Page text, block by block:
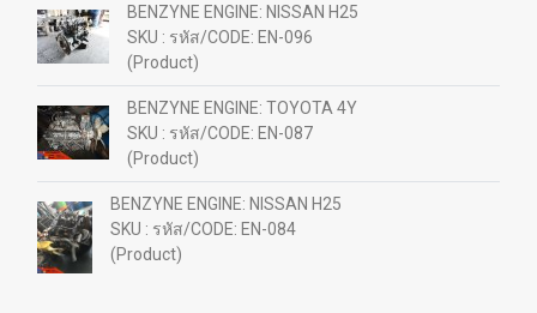
BENZYNE ENGINE: NISSAN H25
SKU : รหัส/CODE: EN-096
(Product)
BENZYNE ENGINE: TOYOTA 4Y
SKU : รหัส/CODE: EN-087
(Product)
BENZYNE ENGINE: NISSAN H25
SKU : รหัส/CODE: EN-084
(Product)